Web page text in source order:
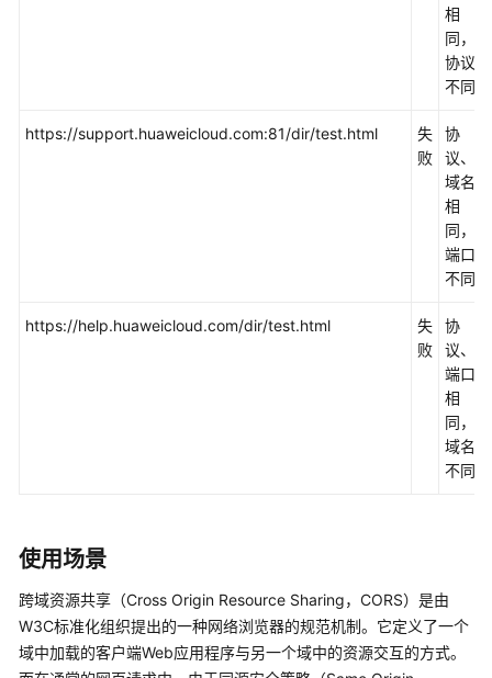
权
全
版
控
制
相
同，
协议
不同
https://support.huaweicloud.com:81/dir/test.html
失
败
协
议、
域名
相
同，
端口
不同
https://help.huaweicloud.com/dir/test.html
失
败
协
议、
端口
相
同，
域名
不同
使用场景
跨域资源共享（Cross Origin Resource Sharing，CORS）是由
W3C标准化组织提出的一种网络浏览器的规范机制。它定义了一个
域中加载的客户端Web应用程序与另一个域中的资源交互的方式。